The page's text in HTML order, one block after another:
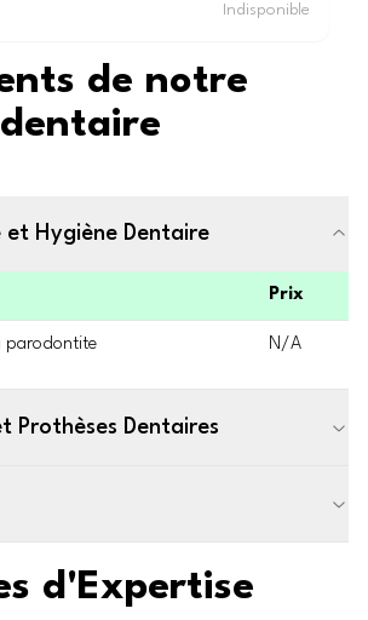
Indisponible
de notre
et Hygiène Dentaire
Prix
parodontite N/A
Prothèses Dentaires
d'Expertise